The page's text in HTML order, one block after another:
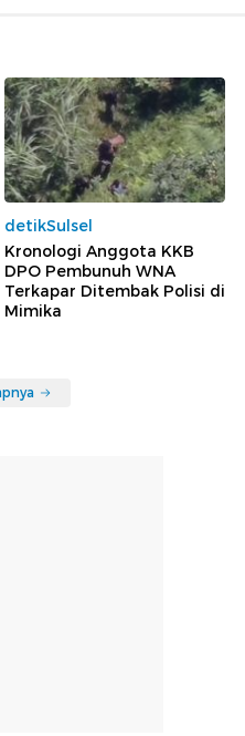
detikSulsel
Kronologi Anggota KKB
DPO Pembunuh WNA
Terkapar Ditembak Polisi di
Mimika